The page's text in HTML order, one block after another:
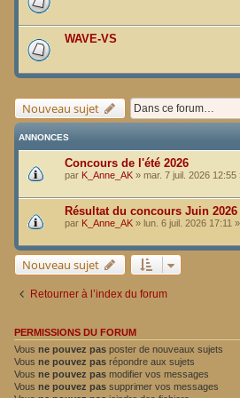
WAVE-VS
Nouveau sujet
ANNONCES
Concours de l'été 2026
par K_Anne_AK » mar. 7 juil. 2026 12:55
Résultat du concours Juin 2026
par K_Anne_AK » lun. 6 juil. 2026 17:11
Nouveau sujet
Retourner à l’index du forum
PERMISSIONS DU FORUM
Vous ne pouvez pas poster de nouveaux sujets
Vous ne pouvez pas répondre aux sujets
Vous ne pouvez pas modifier vos messages
Vous ne pouvez pas supprimer vos messages